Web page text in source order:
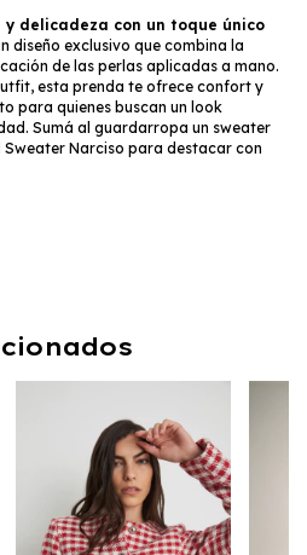
y delicadeza con un toque único
diseño exclusivo que combina la
de las perlas aplicadas a mano.
esta prenda te ofrece confort y
para quienes buscan un look
Sumá al guardarropa un sweater
Narciso para destacar con